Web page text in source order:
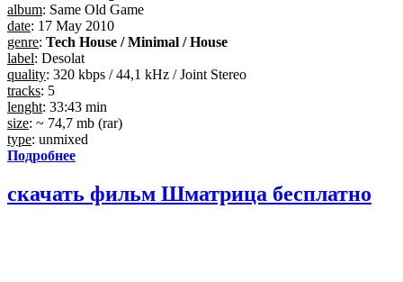
album: Same Old Game
date: 17 May 2010
genre: Tech House / Minimal / House
label: Desolat
quality: 320 kbps / 44,1 kHz / Joint Stereo
tracks: 5
lenght: 33:43 min
size: ~ 74,7 mb (rar)
type: unmixed
Подробнее
скачать фильм Шматрица бесплатно